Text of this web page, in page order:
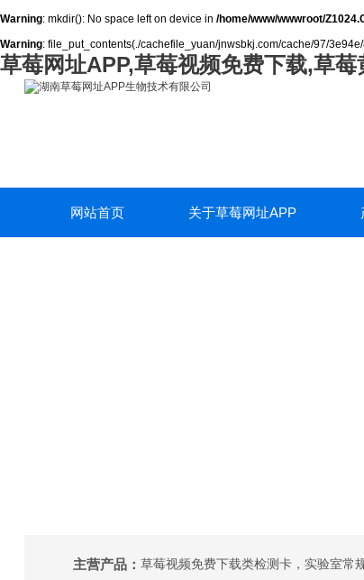
Warning: mkdir(): No space left on device in /home/www/wwwroot/
Warning: file_put_contents(./cachefile_yuan/jnwsbkj.com/cache/97/
草莓网址APP,草莓视频免费下载,草
网站首页 关于草莓网址APP
主营产品：